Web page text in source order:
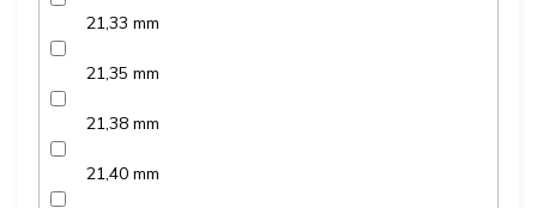
21,33 mm
21,35 mm
21,38 mm
21,40 mm